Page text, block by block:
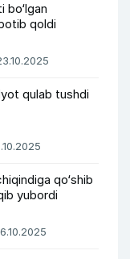
bo‘lgan
qoldi
qulab tushdi
qo‘shib
yubordi